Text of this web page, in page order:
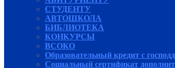
СТУДЕНТУ
АВТОШКОЛА
БИБЛИОТЕКА
КОНКУРСЫ
ВСОКО
Образовательный кредит с
Социальный сертификат